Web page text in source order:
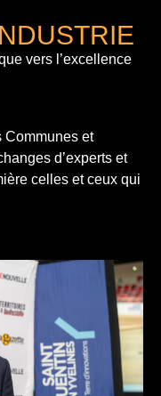
vers l’excellence
Communes et
d’experts et
celles et ceux qui